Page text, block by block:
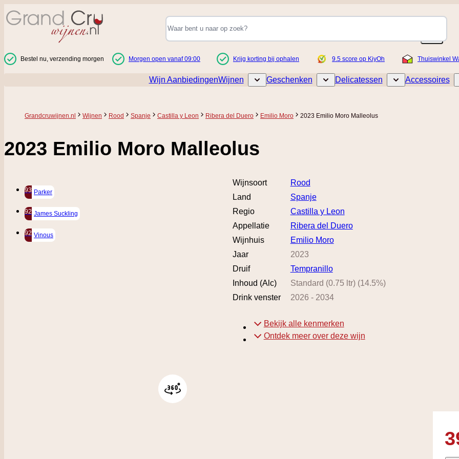
Ga naar de inhoud
Bestel nu, verzending morgen Morgen open vanaf 09:00 Krijg korting bij ophalen 9.5 score op KiyOh Thuiswinkel
Wijn AanbiedingenWijnen Toggle submenu for Wijnen
Geschenken Toggle submenu for Geschenken
Delicatessen Toggle submenu for
Accessoires
Grandcruwijnen.nl Wijnen Rood Spanje Castilla y Leon Ribera del Duero Emilio Moro 2023 Emilio Moro Malleolus
2023 Emilio Moro Malleolus
93 Parker
92 James Suckling
92 Vinous
Wijnsoort
Rood
Land
Spanje
Regio
Castilla y Leon
Appellatie
Ribera del Duero
Wijnhuis
Emilio Moro
Jaar
2023
Druif
Tempranillo
Inhoud (Alc)
Standard (0.75 ltr)(14.5%)
Drink venster
2026 - 2034
Bekijk alle kenmerken
Ontdek meer over deze wijn